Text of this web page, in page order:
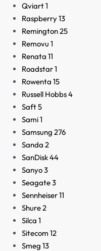
Qviart1
Raspberry13
Remington25
Removu 1
Renata 11
Roadstar1
Rowenta 15
Russell Hobbs4
Saft5
Sami1
Samsung 276
Sanda 2
SanDisk44
Sanyo3
Seagate3
Sennheiser11
Shure2
Silca 1
Sitecom 12
Smeg 13